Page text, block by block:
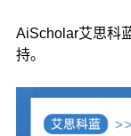
AiScholar艾思科
持。